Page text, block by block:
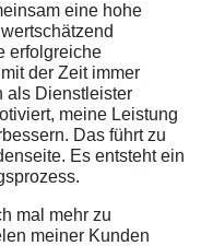
eine hohe
erfolgreiche
der Zeit immer
als Dienstleister
meine Leistung
Das führt zu
Es entsteht ein
mal mehr zu
meiner Kunden